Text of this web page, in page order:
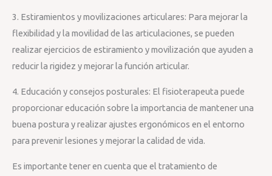
3. Estiramientos y movilizaciones articulares: Para mejorar la
flexibilidad y la movilidad de las articulaciones, se pueden
realizar ejercicios de estiramiento y movilización que ayuden a
reducir la rigidez y mejorar la función articular.
4. Educación y consejos posturales: El fisioterapeuta puede
proporcionar educación sobre la importancia de mantener una
buena postura y realizar ajustes ergonómicos en el entorno
para prevenir lesiones y mejorar la calidad de vida.
Es importante tener en cuenta que el tratamiento de